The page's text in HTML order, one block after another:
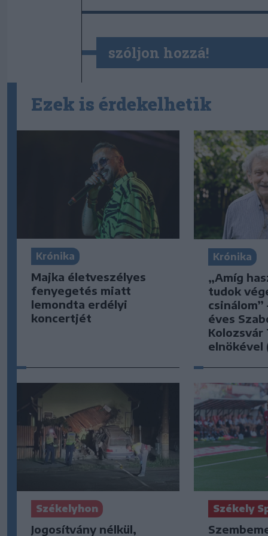
szóljon hozzá!
Ezek is érdekelhetik
Krónika
Majka életveszélyes
fenyegetés miatt
lemondta erdélyi
koncertjét
Krónika
„Amíg
tudok
éves
Kolozsvár
elnökével
Székelyhon
Jogosítvány nélkül,
Székely